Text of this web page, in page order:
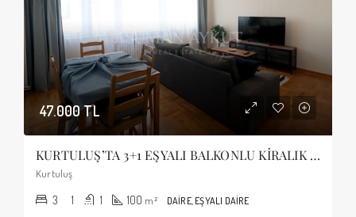
47.000 TL
KURTULUŞ’TA 3+1 EŞYALI BALKONLU KİRALIK DAİRE
Kurtuluş
3 1 1 100 m² DAIRE, EŞYALI DAIRE